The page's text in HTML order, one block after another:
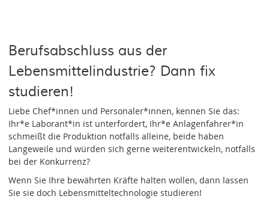
Berufsabschluss aus der
Lebensmittelindustrie? Dann fix
studieren!
Liebe Chef*innen und Personaler*innen, kennen Sie das:
Ihr*e Laborant*in ist unterfordert, Ihr*e Anlagenfahrer*in
schmeißt die Produktion notfalls alleine, beide haben
Langeweile und würden sich gerne weiterentwickeln, notfalls
bei der Konkurrenz?
Wenn Sie Ihre bewährten Kräfte halten wollen, dann lassen
Sie sie doch Lebensmitteltechnologie studieren!